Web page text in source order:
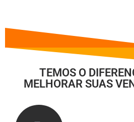
TEMOS O
MELHORAR SUAS